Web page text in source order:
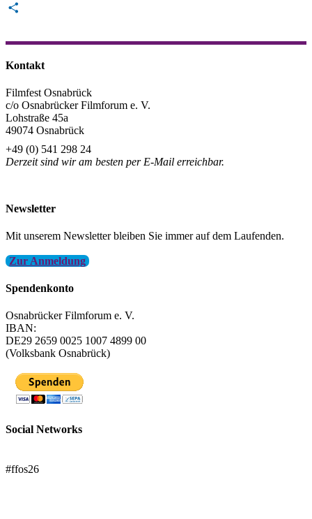
Email
Kontakt
Filmfest Osnabrück
c/o Osnabrücker Filmforum e. V.
Lohstraße 45a
49074 Osnabrück
+49 (0) 541 298 24
Derzeit sind wir am besten per E-Mail erreichbar.
Newsletter
Mit unserem Newsletter bleiben Sie immer auf dem Laufenden.
Zur Anmeldung
Spendenkonto
Osnabrücker Filmforum e. V.
IBAN:
DE29 2659 0025 1007 4899 00
(Volksbank Osnabrück)
Social Networks
#ffos26